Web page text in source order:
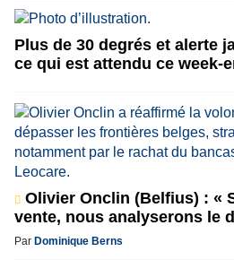
Plus de 30 degrés et alerte
ce qui est attendu ce week-
Olivier Onclin (Belfius) : «
vente, nous analyserons le
Par Dominique Berns